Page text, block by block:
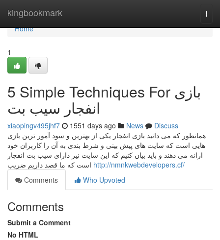
kingbookmark
Home
Home
1
5 Simple Techniques For بازی
انفجار سیب بت
xiaopingv495jhf7 1551 days ago News
Discuss
همانطور که می دانید بازی انفجار یکی از بهترین و سود آمور ترین بازی
هایی است که سایت های پیش بینی و شرط بندی به آن را کاربران خود
ارائه می دهند و باید بیان کنیم که این سایت نیز دارای سیب بت انفجار
http://nmnkwebdevelopers.cf/
Comments
Who Upvoted
Comments
Submit a Comment
No HTML